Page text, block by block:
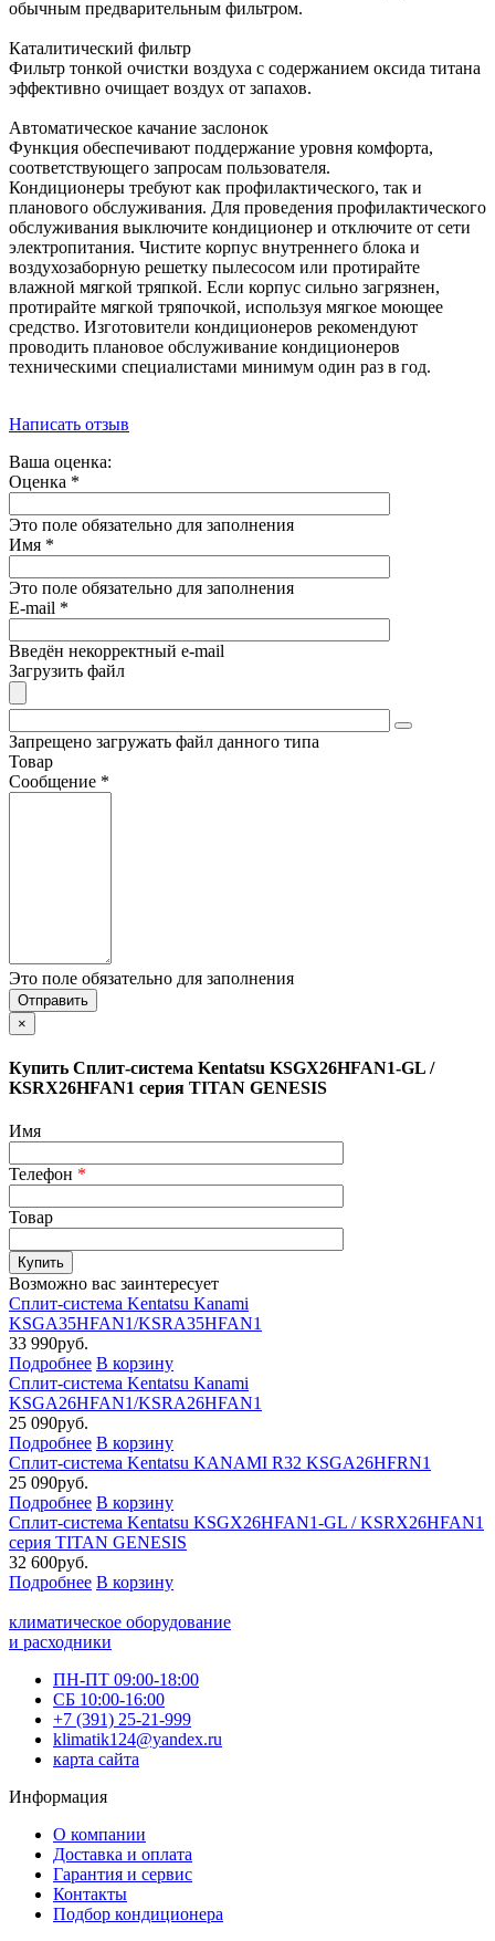
обычным предварительным фильтром.
Каталитический фильтр
Фильтр тонкой очистки воздуха с содержанием оксида титана
эффективно очищает воздух от запахов.
Автоматическое качание заслонок
Функция обеспечивают поддержание уровня комфорта,
соответствующего запросам пользователя.
Кондиционеры требуют как профилактического, так и
планового обслуживания. Для проведения профилактического
обслуживания выключите кондиционер и отключите от сети
электропитания. Чистите корпус внутреннего блока и
воздухозаборную решетку пылесосом или протирайте
влажной мягкой тряпкой. Если корпус сильно загрязнен,
протирайте мягкой тряпочкой, используя мягкое моющее
средство. Изготовители кондиционеров рекомендуют
проводить плановое обслуживание кондиционеров
техническими специалистами минимум один раз в год.
Написать отзыв
Ваша оценка:
Оценка *
Это поле обязательно для заполнения
Имя *
Это поле обязательно для заполнения
E-mail *
Введён некорректный e-mail
Загрузить файл
Запрещено загружать файл данного типа
Товар
Сообщение *
Это поле обязательно для заполнения
×
Купить Сплит-система Kentatsu KSGX26HFAN1-GL /
KSRX26HFAN1 серия TITAN GENESIS
Имя
Телефон *
Товар
Возможно вас заинтересует
Сплит-система Kentatsu Kanami
KSGA35HFAN1/KSRA35HFAN1
33 990руб.
Подробнее В корзину
Сплит-система Kentatsu Kanami
KSGA26HFAN1/KSRA26HFAN1
25 090руб.
Подробнее В корзину
Сплит-система Kentatsu KANAMI R32 KSGA26HFRN1
25 090руб.
Подробнее В корзину
Сплит-система Kentatsu KSGX26HFAN1-GL / KSRX26HFAN1
серия TITAN GENESIS
32 600руб.
Подробнее В корзину
климатическое оборудование
и расходники
ПН-ПТ 09:00-18:00
СБ 10:00-16:00
+7 (391) 25-21-999
klimatik124@yandex.ru
карта сайта
Информация
О компании
Доставка и оплата
Гарантия и сервис
Контакты
Подбор кондиционера